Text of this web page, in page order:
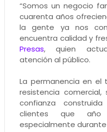
“Somos un negocio
cuarenta años
la gente ya nos
encuentra calidad y
Presas, quien
atención al público.
La permanencia en
resistencia
confianza
clientes que
especialmente